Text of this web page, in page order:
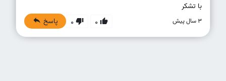
با تشکر
3 سال پیش 0
0 پاسخ